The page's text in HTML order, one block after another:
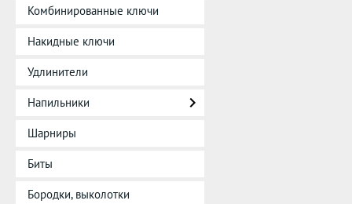
Комбинированные ключи
Накидные ключи
Удлинители
Напильники
Шарниры
Биты
Бородки, выколотки